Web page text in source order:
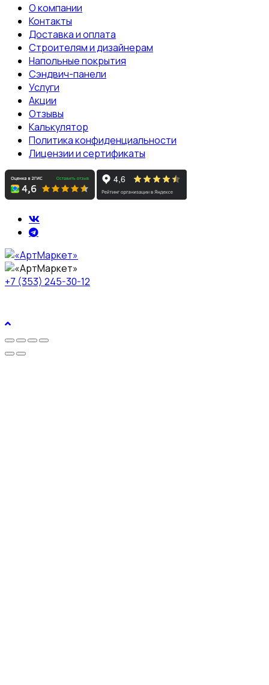
О компании
Контакты
Доставка и оплата
Строителям и дизайнерам
Напольные покрытия
Сэндвич-панели
Услуги
Акции
Отзывы
Калькулятор
Политика конфиденциальности
Лицензии и сертификаты
+7 (353) 245-30-12